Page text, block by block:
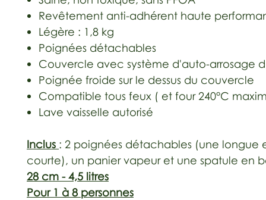
Revêtement anti-adhérent haute
Légère : 1,8 kg
Poignées détachables
Couvercle avec système d'auto-arrosage
Poignée froide sur le dessus du couvercle
Compatible tous feux ( et four 240°C
Lave vaisselle autorisé
Inclus : 2 poignées détachables (une longue
courte), un panier vapeur et une spatule en
28 cm - 4,5 litres
Pour 1 à 8 personnes